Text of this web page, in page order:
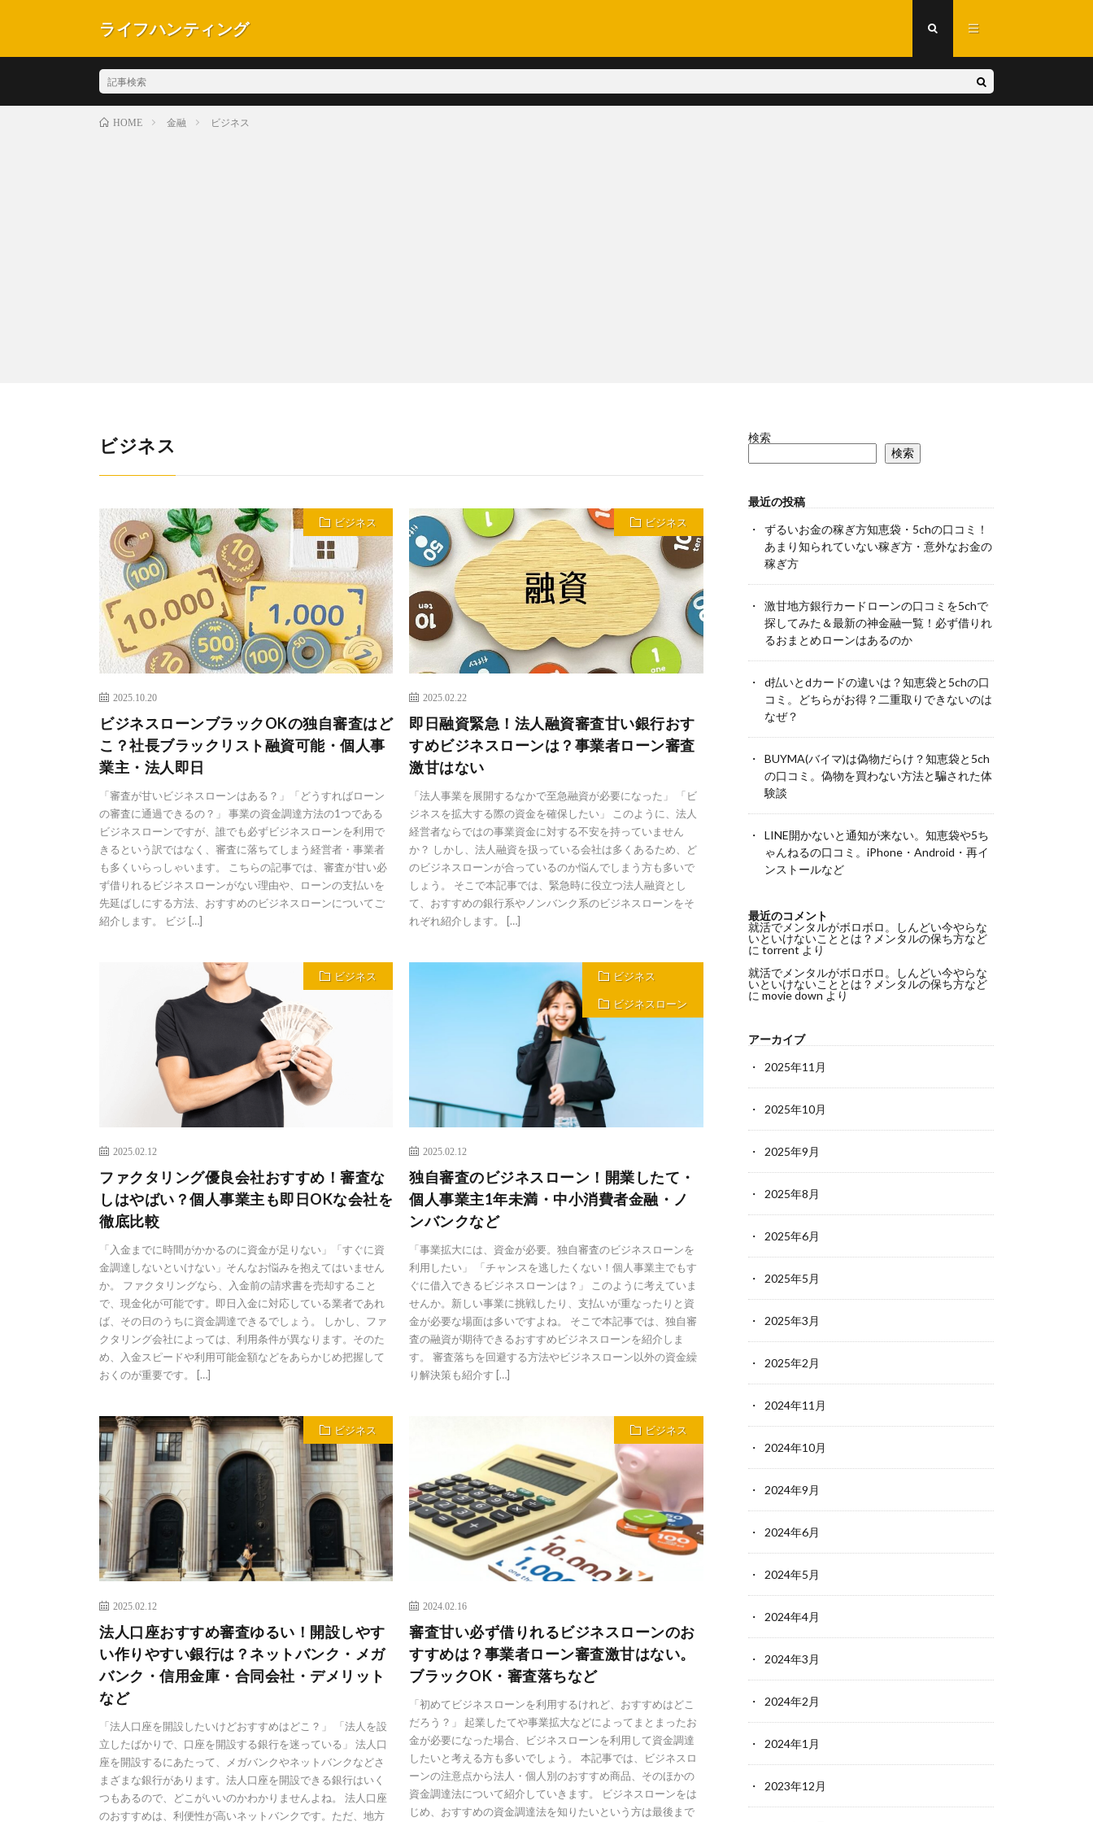
ライフハンティング
HOME 金融 ビジネス
ビジネス
ビジネス
2025.10.20
ビジネスローンブラックOKの独自審査はど
こ？社長ブラックリスト融資可能・個人事
業主・法人即日
「審査が甘いビジネスローンはある？」「どうすればローン
の審査に通過できるの？」 事業の資金調達方法の1つである
ビジネスローンですが、誰でも必ずビジネスローンを利用で
きるという訳ではなく、審査に落ちてしまう経営者・事業者
も多くいらっしゃいます。 こちらの記事では、審査が甘い必
ず借りれるビジネスローンがない理由や、ローンの支払いを
先延ばしにする方法、おすすめのビジネスローンについてご
紹介します。 ビジ […]
ビジネス
2025.02.22
即日融資緊急！法人融資審査甘い銀行おす
すめビジネスローンは？事業者ローン審査
激甘はない
「法人事業を展開するなかで至急融資が必要になった」 「ビ
ジネスを拡大する際の資金を確保したい」 このように、法人
経営者ならではの事業資金に対する不安を持っていません
か？ しかし、法人融資を扱っている会社は多くあるため、ど
のビジネスローンが合っているのか悩んでしまう方も多いで
しょう。 そこで本記事では、緊急時に役立つ法人融資とし
て、おすすめの銀行系やノンバンク系のビジネスローンをそ
れぞれ紹介します。 […]
ビジネス
2025.02.12
ファクタリング優良会社おすすめ！審査な
しはやばい？個人事業主も即日OKな会社を
徹底比較
「入金までに時間がかかるのに資金が足りない」「すぐに資
金調達しないといけない」そんなお悩みを抱えてはいません
か。 ファクタリングなら、入金前の請求書を売却すること
で、現金化が可能です。即日入金に対応している業者であれ
ば、その日のうちに資金調達できるでしょう。 しかし、ファ
クタリング会社によっては、利用条件が異なります。そのた
め、入金スピードや利用可能金額などをあらかじめ把握して
おくのが重要です。 […]
ビジネス
ビジネスローン
2025.02.12
独自審査のビジネスローン！開業したて・
個人事業主1年未満・中小消費者金融・ノ
ンバンクなど
「事業拡大には、資金が必要。独自審査のビジネスローンを
利用したい」 「チャンスを逃したくない！個人事業主でもす
ぐに借入できるビジネスローンは？」 このように考えていま
せんか。新しい事業に挑戦したり、支払いが重なったりと資
金が必要な場面は多いですよね。 そこで本記事では、独自審
査の融資が期待できるおすすめビジネスローンを紹介しま
す。 審査落ちを回避する方法やビジネスローン以外の資金繰
り解決策も紹介す […]
ビジネス
2025.02.12
法人口座おすすめ審査ゆるい！開設しやす
い作りやすい銀行は？ネットバンク・メガ
バンク・信用金庫・合同会社・デメリット
など
「法人口座を開設したいけどおすすめはどこ？」 「法人を設
立したばかりで、口座を開設する銀行を迷っている」 法人口
座を開設するにあたって、メガバンクやネットバンクなどさ
まざまな銀行があります。法人口座を開設できる銀行はいく
つもあるので、どこがいいのかわかりませんよね。 法人口座
のおすすめは、利便性が高いネットバンクです。ただ、地方
ビジネス
2024.02.16
審査甘い必ず借りれるビジネスローンのお
すすめは？事業者ローン審査激甘はない。
ブラックOK・審査落ちなど
「初めてビジネスローンを利用するけれど、おすすめはどこ
だろう？」 起業したてや事業拡大などによってまとまったお
金が必要になった場合、ビジネスローンを利用して資金調達
したいと考える方も多いでしょう。 本記事では、ビジネスロ
ーンの注意点から法人・個人別のおすすめ商品、そのほかの
資金調達法について紹介していきます。 ビジネスローンをは
じめ、おすすめの資金調達法を知りたいという方は最後まで
検索
検索
最近の投稿
ずるいお金の稼ぎ方知恵袋・5chの口コミ！
あまり知られていない稼ぎ方・意外なお金の
稼ぎ方
激甘地方銀行カードローンの口コミを5chで
探してみた＆最新の神金融一覧！必ず借りれ
るおまとめローンはあるのか
d払いとdカードの違いは？知恵袋と5chの口
コミ。どちらがお得？二重取りできないのは
なぜ？
BUYMA(バイマ)は偽物だらけ？知恵袋と5ch
の口コミ。偽物を買わない方法と騙された体
験談
LINE開かないと通知が来ない。知恵袋や5ち
ゃんねるの口コミ。iPhone・Android・再イ
ンストールなど
最近のコメント
就活でメンタルがボロボロ。しんどい今やらな
いといけないこととは？メンタルの保ち方など
に torrentより
就活でメンタルがボロボロ。しんどい今やらな
いといけないこととは？メンタルの保ち方など
に movie down より
アーカイブ
2025年11月
2025年10月
2025年9月
2025年8月
2025年6月
2025年5月
2025年3月
2025年2月
2024年11月
2024年10月
2024年9月
2024年6月
2024年5月
2024年4月
2024年3月
2024年2月
2024年1月
2023年12月